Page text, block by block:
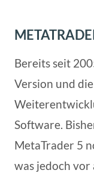
Bereits seit
Version und
Software.
MetaTrader 5
was jedoch vor